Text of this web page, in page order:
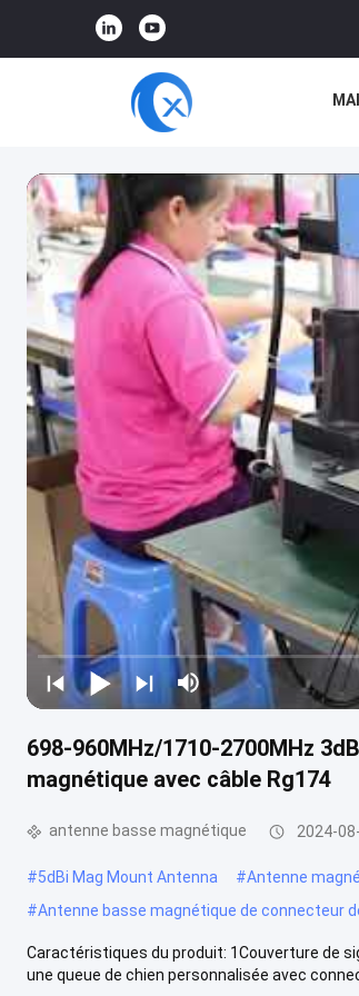
698-960MHz/1710-2700MHz
magnétique avec câble Rg174
antenne basse magnétique 2024-
#5dBi Mag Mount Antenna #Antenne
#Antenne basse magnétique de connecteur
Caractéristiques du produit: 1Couverture de
une queue de chien personnalisée avec